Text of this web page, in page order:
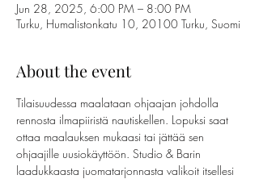
Jun 28, 2025, 6:00 PM – 8:00 PM
Turku, Humalistonkatu 10, 20100 Turku, Suomi
About the event
Tilaisuudessa maalataan ohjaajan johdolla
rennosta ilmapiiristä nautiskellen. Lopuksi saat
ottaa maalauksen mukaasi tai jättää sen
ohjaajille uusiokäyttöön. Studio & Barin
laadukkaasta juomatarjonnasta valikoit itsellesi